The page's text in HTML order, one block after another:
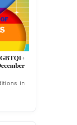
Case
and 7
and
the
in